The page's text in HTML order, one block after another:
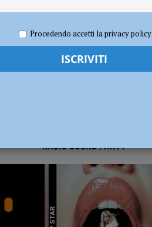
rendere le strade più sicure ATTUALITÀ
RADIO SOUND PARTY
Procedendo accetti la privacy policy